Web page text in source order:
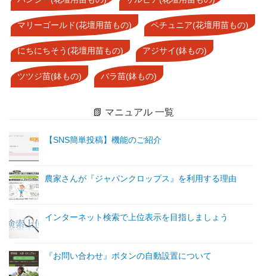
マリーゴールド(花壇用苗もの) ペチュニア(花壇用苗もの)
にちにちそう(花壇用苗もの) アジサイ(鉢もの)
ツツジ苗(鉢もの) バラ苗(鉢もの)
📗 マニュアル 一覧
【SNS簡単投稿】機能のご紹介
農家さんが『ジャパンクロップス』を利用する理由
インターネット検索で上位表示を目指しましょう
『お問い合わせ』ボタンの自動設置について